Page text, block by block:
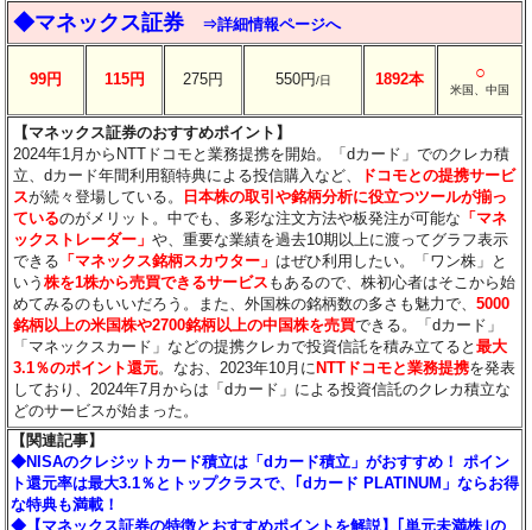
◆マネックス証券 ⇒詳細情報ページへ
99円 115円 275円 550円/日 1892本 ○
米国、中国
【マネックス証券のおすすめポイント】
2024年1月からNTTドコモと業務提携を開始。「dカード」でのクレカ積
立、dカード年間利用額特典による投信購入など、
ドコモとの提携サービ
スが続々登場している。
日本株の取引や銘柄分析に役立つツールが揃っ
ているのがメリット。中でも、多彩な注文方法や板発注が可能な 「マネ
ックストレーダー」や、重要な業績を過去10期以上に渡ってグラフ表示
できる 「マネックス銘柄スカウター」 はぜひ利用したい。「ワン株」と
いう株を1株から売買できるサービス もあるので、株初心者はそこから始
めてみるのもいいだろう。また、外国株の銘柄数の多さも魅力で、5000
銘柄以上の米国株や2700銘柄以上の中国株を売買できる。「dカード」
「マネックスカード」などの提携クレカで投資信託を積み立てると最大
3.1％のポイント還元。なお、2023年10月に NTTドコモと業務提携を発表
しており、2024年7月からは「dカード」による投資信託のクレカ積立な
どのサービスが始まった。
【関連記事】
◆NISAのクレジットカード積立は「dカード積立」がおすすめ！ ポイン
ト還元率は最大3.1％とトップクラスで、｢dカード PLATINUM」ならお得
な特典も満載！
◆【マネックス証券の特徴とおすすめポイントを解説】｢単元未満株｣の